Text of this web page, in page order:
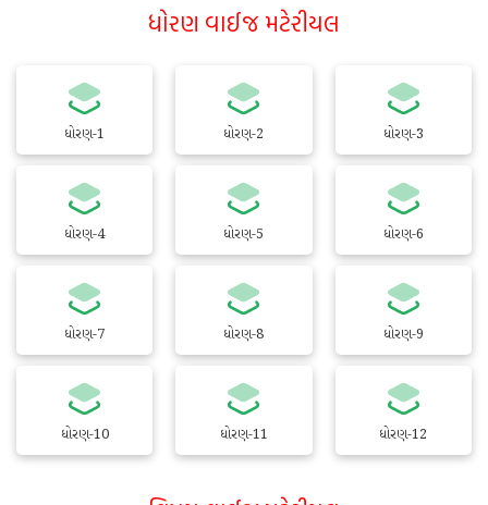
ધોરણ વાઈજ મટેરીયલ
ધોરણ-1 ધોરણ-2 ધોરણ-3
ધોરણ-4 ધોરણ-5 ધોરણ-6
ધોરણ-7 ધોરણ-8 ધોરણ-9
ધોરણ-10 ધોરણ-11 ધોરણ-12